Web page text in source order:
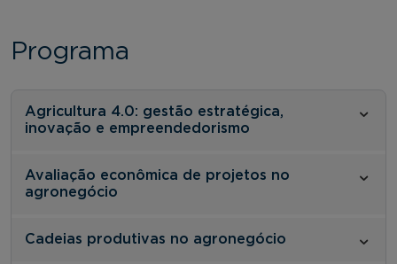
Programa
Agricultura 4.0: gestão estratégica,
inovação e empreendedorismo
Avaliação econômica de projetos no
agronegócio
Cadeias produtivas no agronegócio